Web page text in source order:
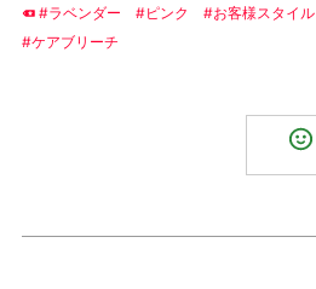
#ラベンダー #ピンク #お客様スタイル
#ケアブリーチ